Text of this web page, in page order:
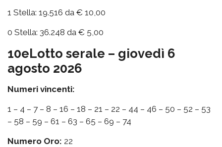
1 Stella: 19.516 da € 10,00
0 Stella: 36.248 da € 5,00
10eLotto serale – giovedì 6
agosto 2026
Numeri vincenti:
1 – 4 – 7 – 8 – 16 – 18 – 21 – 22 – 44 – 46 – 50 – 52 – 53
– 58 – 59 – 61 – 63 – 65 – 69 – 74
Numero Oro: 22